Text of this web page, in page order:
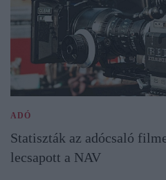
ADÓ
Statiszták az adócsaló
lecsapott a NAV